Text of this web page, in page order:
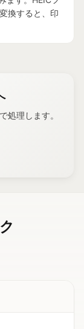
換すると、印
処理します。